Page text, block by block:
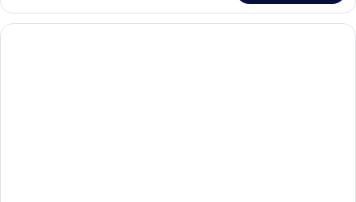
เกี่ยว
กับ
ห้อง